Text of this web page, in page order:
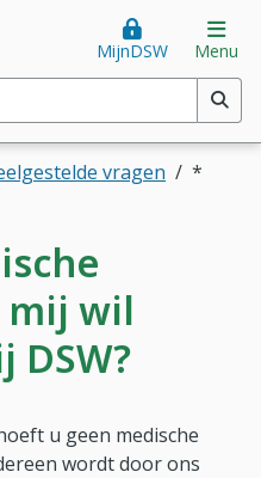
Goed voor je.
2 tekens)
MijnDSW Menu
vragen *
mij wil
DSW?
u geen medische
wordt door ons